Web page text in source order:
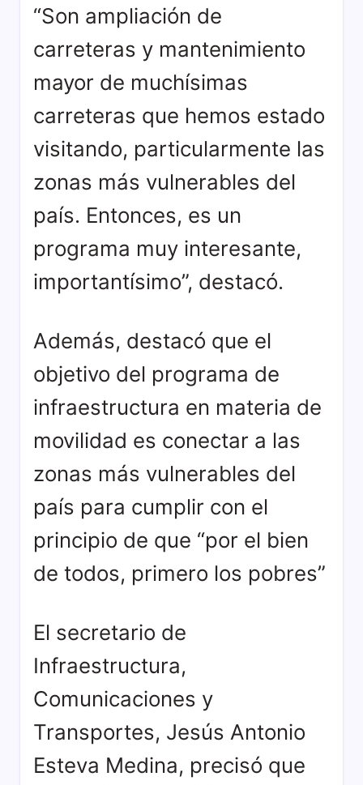
“Son ampliación de
carreteras y mantenimiento
mayor de muchísimas
carreteras que hemos estado
visitando, particularmente las
zonas más vulnerables del
país. Entonces, es un
programa muy interesante,
importantísimo”, destacó.
Además, destacó que el
objetivo del programa de
infraestructura en materia de
movilidad es conectar a las
zonas más vulnerables del
país para cumplir con el
principio de que “por el bien
de todos, primero los pobres”
El secretario de
Infraestructura,
Comunicaciones y
Transportes, Jesús Antonio
Esteva Medina, precisó que